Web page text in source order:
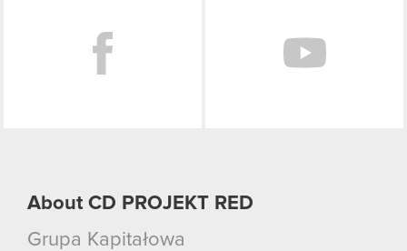
About CD PROJEKT RED
Grupa Kapitałowa